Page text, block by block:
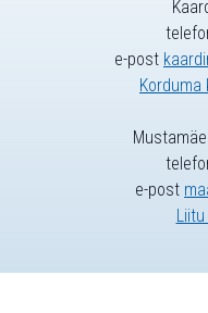
e-post
Korduma
e-post